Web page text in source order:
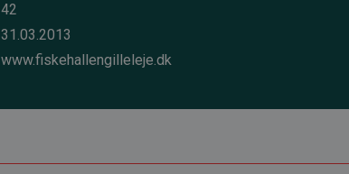
42
31.03.2013
www.fiskehallengilleleje.dk